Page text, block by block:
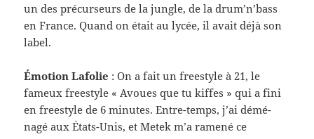
un des précurseurs de la jun­gle, de la drum’n’bass
en France. Quand on était au lycée, il avait déjà son
label.
Émo­tion Lafolie : On a fait un freestyle à 21, le
fameux freestyle « Avoues que tu kiffes » qui a fini
en freestyle de 6 min­utes. Entre-​temps, j’ai démé­
nagé aux États-​Unis, et Metek m’a ramené ce